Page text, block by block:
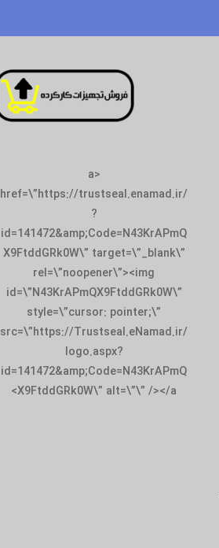
<a
href=\”https://trustseal.enamad.ir/
?
id=141472&amp;Code=N43KrAPmQ
X9FtddGRk0W\” target=\”_blank\”
rel=\”noopener\”><img
id=\”N43KrAPmQX9FtddGRk0W\”
style=\”cursor: pointer;\”
src=\”https://Trustseal.eNamad.ir/
logo.aspx?
id=141472&amp;Code=N43KrAPmQ
X9FtddGRk0W\” alt=\”\” /></a>